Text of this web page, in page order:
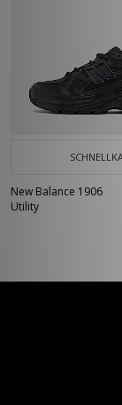
New Balance 1906
Utility